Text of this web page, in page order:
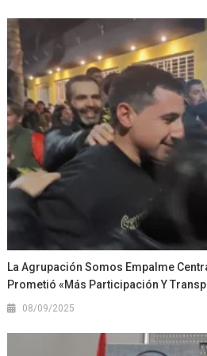
La Agrupación Somos Empalme
Prometió «más Participación Y
08/09/2025